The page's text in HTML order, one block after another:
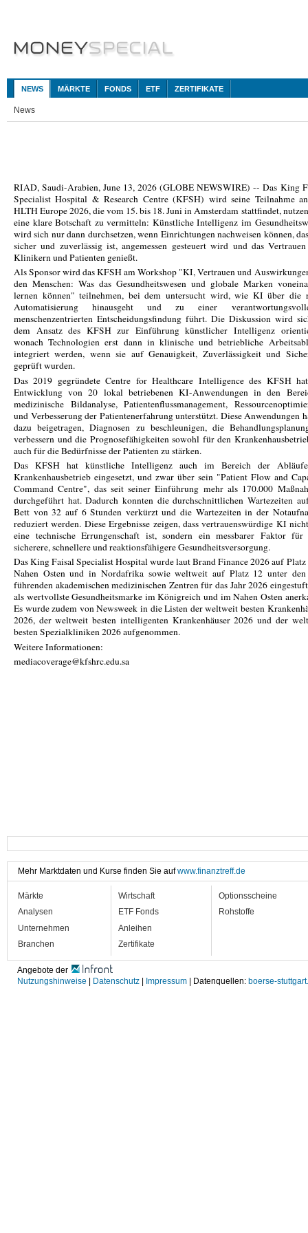
NEWS MÄRKTE FONDS ETF ZERTIFIKATE
News
RIAD, Saudi-Arabien, June 13, 2026 (GLOBE NEWSWIRE) -- Das King
Specialist Hospital & Research Centre (KFSH) wird seine Teilnahme
HLTH Europe 2026, die vom 15. bis 18. Juni in Amsterdam stattfindet,
eine klare Botschaft zu vermitteln: Künstliche Intelligenz im
wird sich nur dann durchsetzen, wenn Einrichtungen nachweisen können,
sicher und zuverlässig ist, angemessen gesteuert wird und das
Klinikern und Patienten genießt.
Als Sponsor wird das KFSH am Workshop "KI, Vertrauen und
den Menschen: Was das Gesundheitswesen und globale Marken
lernen können" teilnehmen, bei dem untersucht wird, wie KI über die
Automatisierung hinausgeht und zu einer
menschenzentrierten Entscheidungsfindung führt. Die Diskussion wird
dem Ansatz des KFSH zur Einführung künstlicher Intelligenz
wonach Technologien erst dann in klinische und betriebliche
integriert werden, wenn sie auf Genauigkeit, Zuverlässigkeit und
geprüft wurden.
Das 2019 gegründete Centre for Healthcare Intelligence des KFSH
Entwicklung von 20 lokal betriebenen KI-Anwendungen in den
medizinische Bildanalyse, Patientenflussmanagement,
und Verbesserung der Patientenerfahrung unterstützt. Diese Anwendungen
dazu beigetragen, Diagnosen zu beschleunigen, die
verbessern und die Prognosefähigkeiten sowohl für den
auch für die Bedürfnisse der Patienten zu stärken.
Das KFSH hat künstliche Intelligenz auch im Bereich der
Krankenhausbetrieb eingesetzt, und zwar über sein "Patient Flow and
Command Centre", das seit seiner Einführung mehr als 170.000
durchgeführt hat. Dadurch konnten die durchschnittlichen Wartezeiten
Bett von 32 auf 6 Stunden verkürzt und die Wartezeiten in der
reduziert werden. Diese Ergebnisse zeigen, dass vertrauenswürdige KI
eine technische Errungenschaft ist, sondern ein messbarer Faktor für
sicherere, schnellere und reaktionsfähigere Gesundheitsversorgung.
Das King Faisal Specialist Hospital wurde laut Brand Finance 2026 auf
Nahen Osten und in Nordafrika sowie weltweit auf Platz 12 unter
führenden akademischen medizinischen Zentren für das Jahr 2026
als wertvollste Gesundheitsmarke im Königreich und im Nahen Osten
Es wurde zudem von Newsweek in die Listen der weltweit besten
2026, der weltweit besten intelligenten Krankenhäuser 2026 und der
besten Spezialkliniken 2026 aufgenommen.
Weitere Informationen:
mediacoverage@kfshrc.edu.sa
Mehr Marktdaten und Kurse finden Sie aufwww.finanztreff.de
Märkte
Analysen
Unternehmen
Branchen
Wirtschaft
ETF Fonds
Anleihen
Zertifikate
Optionsscheine
Rohstoffe
Angebote der
Nutzungshinweise | Datenschutz | Impressum | Datenquellen: boerse-